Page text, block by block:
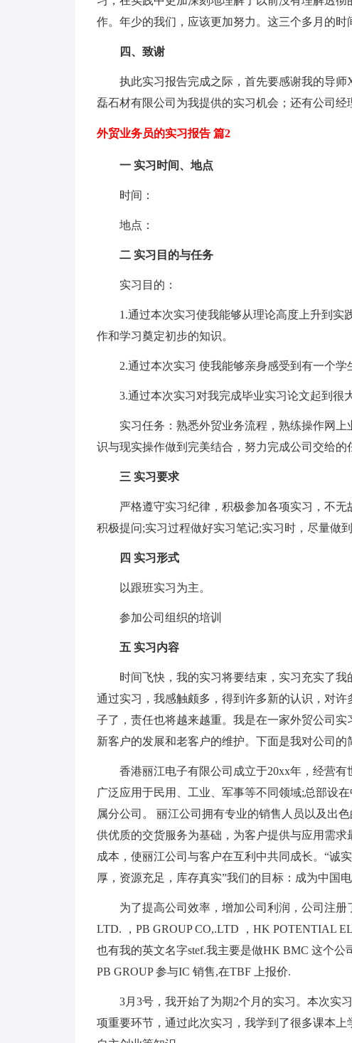
作。年少的我们，应该更加努力。这三个多月的时
四、致谢
执此实习报告完成之际，首先要感谢我的导师
磊石材有限公司为我提供的实习机会；还有公司经
外贸业务员的实习报告 篇2
一 实习时间、地点
时间：
地点：
二 实习目的与任务
实习目的：
1.通过本次实习使我能够从理论高度上升到实
作和学习奠定初步的知识。
2.通过本次实习 使我能够亲身感受到有一个学
3.通过本次实习对我完成毕业实习论文起到很大
实习任务：熟悉外贸业务流程，熟练操作网上
识与现实操作做到完美结合，努力完成公司交给的
三 实习要求
严格遵守实习纪律，积极参加各项实习，不无
积极提问;实习过程做好实习笔记;实习时，尽量做
四 实习形式
以跟班实习为主。
参加公司组织的培训
五 实习内容
时间飞快，我的实习将要结束，实习充实了我
通过实习，我感触颇多，得到许多新的认识，对
子了，责任也将越来越重。我是在一家外贸公司
新客户的发展和老客户的维护。下面是我对公司的
香港丽江电子有限公司成立于20xx年，经营有
广泛应用于民用、工业、军事等不同领域;总部设
属分公司。 丽江公司拥有专业的销售人员以及出
供优质的交货服务为基础，为客户提供与应用需
成本，使丽江公司与客户在互利中共同成长。“诚
厚，资源充足，库存真实”我们的目标：成为中国
为了提高公司效率，增加公司利润，公司注册
LTD. ，PB GROUP CO,.LTD ，HK POTENTIAL
也有我的英文名字stef.我主要是做HK BMC 这个
PB GROUP 参与IC 销售,在TBF 上报价.
3月3号，我开始了为期2个月的实习。本次实
项重要环节，通过此次实习，我学到了很多课本上